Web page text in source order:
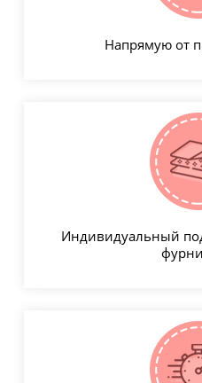
Напрямую от
Индивидуальный